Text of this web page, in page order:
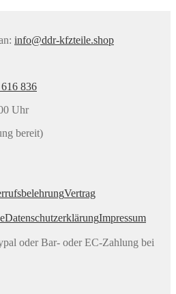
info@ddr-kfzteile.shop
836
Uhr
bereit)
Vertrag
DatenschutzerklärungImpressum
oder Bar- oder EC-Zahlung bei